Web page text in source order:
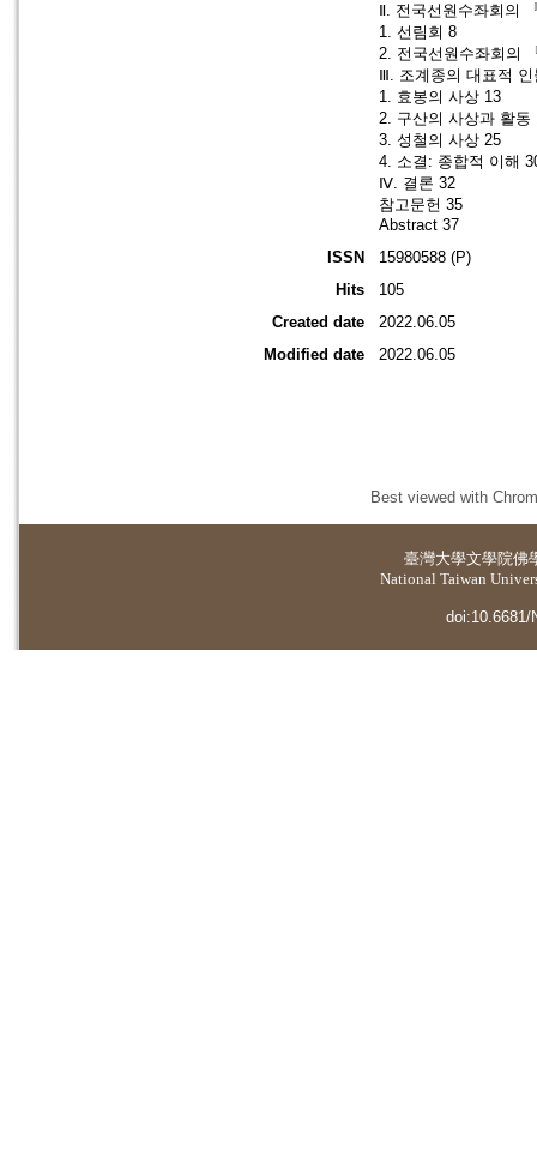
Ⅱ. 전국선원수좌회의
1. 선림회 8
2. 전국선원수좌회의
Ⅲ. 조계종의 대표적 인
1. 효봉의 사상 13
2. 구산의 사상과 활동
3. 성철의 사상 25
4. 소결: 종합적 이해
Ⅳ. 결론 32
참고문헌 35
Abstract 37
ISSN
15980588 (P)
Hits
105
Created date
2022.06.05
Modified date
2022.06.05
Best viewed with
臺灣大學文學院佛
National Taiwan
doi:10.6681/